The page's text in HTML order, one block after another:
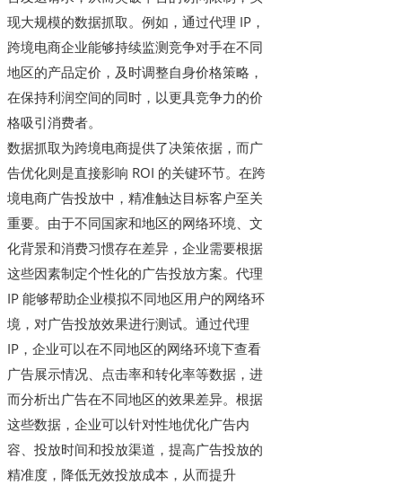
现大规模的数据抓取。例如，通过代理 IP，
跨境电商企业能够持续监测竞争对手在不同
地区的产品定价，及时调整自身价格策略，
在保持利润空间的同时，以更具竞争力的价
格吸引消费者。
数据抓取为跨境电商提供了决策依据，而广
告优化则是直接影响 ROI 的关键环节。在跨
境电商广告投放中，精准触达目标客户至关
重要。由于不同国家和地区的网络环境、文
化背景和消费习惯存在差异，企业需要根据
这些因素制定个性化的广告投放方案。代理
IP 能够帮助企业模拟不同地区用户的网络环
境，对广告投放效果进行测试。通过代理
IP，企业可以在不同地区的网络环境下查看
广告展示情况、点击率和转化率等数据，进
而分析出广告在不同地区的效果差异。根据
这些数据，企业可以针对性地优化广告内
容、投放时间和投放渠道，提高广告投放的
精准度，降低无效投放成本，从而提升